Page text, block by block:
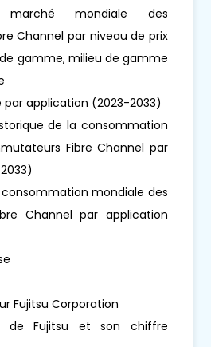
mondiale des
Channel par niveau de prix
gamme, milieu de gamme
par application (2023-2033)
de la consommation
Fibre Channel par
consommation mondiale des
Channel par application
Fujitsu Corporation
de Fujitsu et son chiffre